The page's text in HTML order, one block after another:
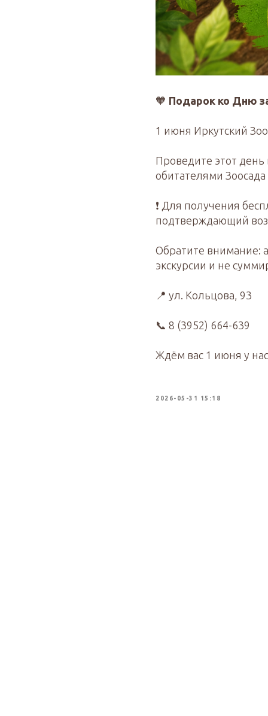
🧡 Подарок ко Дню
1 июня Иркутский
Проведите этот
обитателями
❗ Для получения
подтверждающий
Обратите внимание:
экскурсии и не
📍 ул. Кольцова, 93
📞 8 (3952) 664-639
Ждём вас 1 июня у нас
2026-05-31 15:18